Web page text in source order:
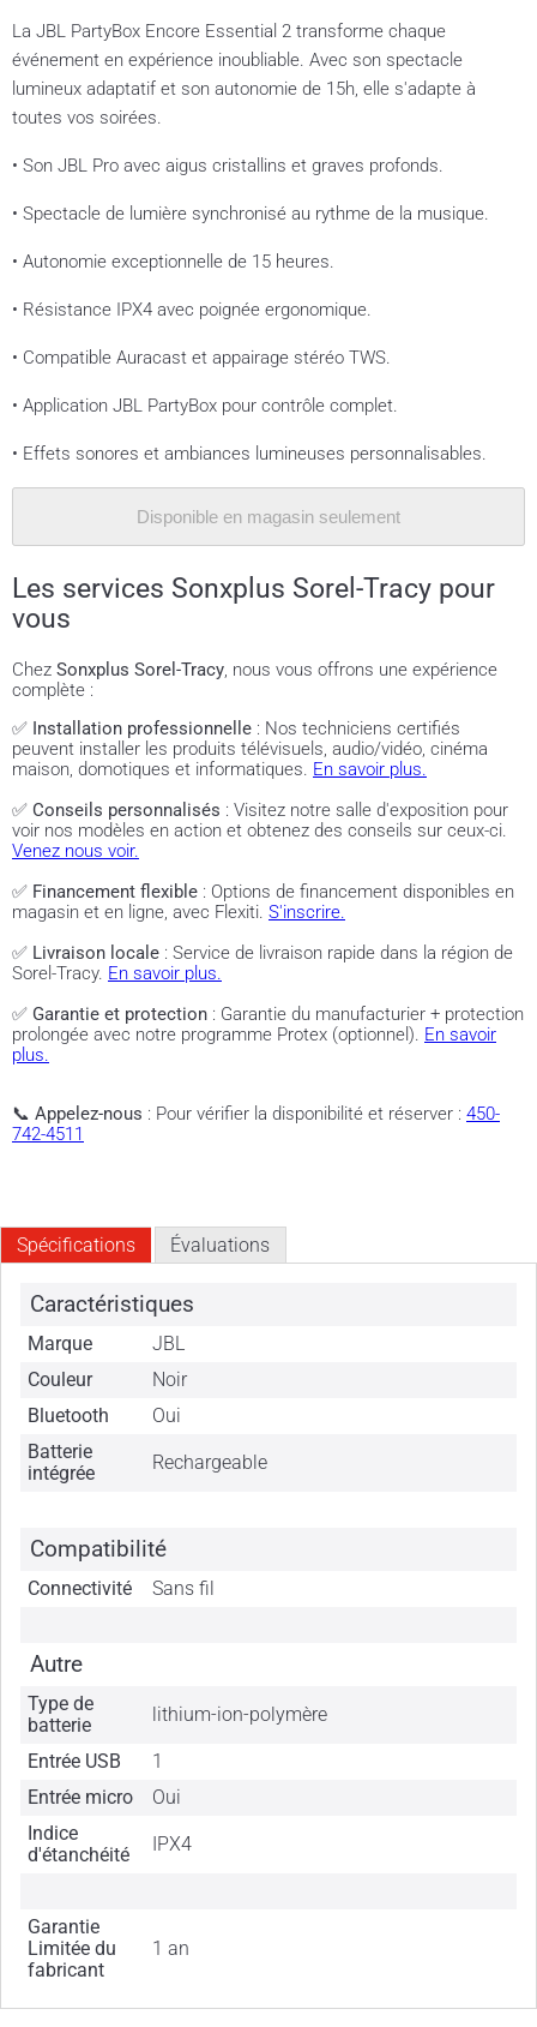
La JBL PartyBox Encore Essential 2 transforme chaque
événement en expérience inoubliable. Avec son spectacle
lumineux adaptatif et son autonomie de 15h, elle s'adapte à
toutes vos soirées.
• Son JBL Pro avec aigus cristallins et graves profonds.
• Spectacle de lumière synchronisé au rythme de la musique.
• Autonomie exceptionnelle de 15 heures.
• Résistance IPX4 avec poignée ergonomique.
• Compatible Auracast et appairage stéréo TWS.
• Application JBL PartyBox pour contrôle complet.
• Effets sonores et ambiances lumineuses personnalisables.
Disponible en magasin seulement
Les services Sonxplus Sorel-Tracy pour
vous
Chez Sonxplus Sorel-Tracy, nous vous offrons une expérience
complète :
✅ Installation professionnelle : Nos techniciens certifiés
peuvent installer les produits télévisuels, audio/vidéo, cinéma
maison, domotiques et informatiques. En savoir plus.
✅ Conseils personnalisés : Visitez notre salle d'exposition pour
voir nos modèles en action et obtenez des conseils sur ceux-ci.
Venez nous voir.
✅ Financement flexible : Options de financement disponibles en
magasin et en ligne, avec Flexiti. S'inscrire.
✅ Livraison locale : Service de livraison rapide dans la région de
Sorel-Tracy. En savoir plus.
✅ Garantie et protection : Garantie du manufacturier + protection
prolongée avec notre programme Protex (optionnel). En savoir
plus.
📞 Appelez-nous : Pour vérifier la disponibilité et réserver : 450-
742-4511
Spécifications Évaluations
Caractéristiques
Marque
JBL
Couleur
Noir
Bluetooth
Oui
Batterie
intégrée
Rechargeable
Compatibilité
Connectivité Sans fil
Autre
Type de
batterie
lithium-ion-polymère
Entrée USB
1
Entrée micro
Oui
Indice
d'étanchéité
IPX4
Garantie
Limitée du
fabricant
1 an